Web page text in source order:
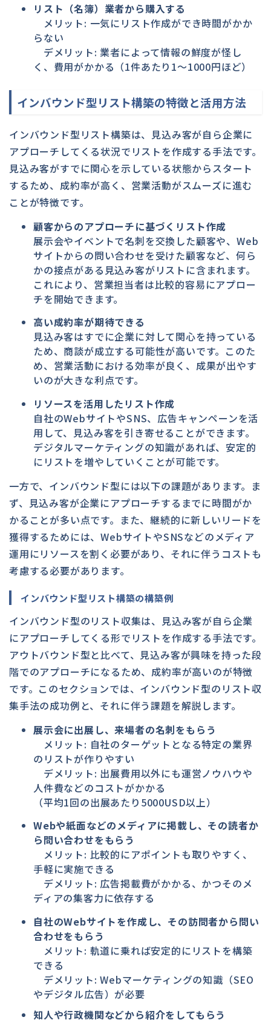
リスト（名簿）業者から購入する
メリット: 一気にリスト作成ができ時間がかか
らない
デメリット: 業者によって情報の鮮度が怪し
く、費用がかかる（1件あたり1〜1000円ほど）
インバウンド型リスト構築の特徴と活用方法
インバウンド型リスト構築は、見込み客が自ら企業に
アプローチしてくる状況でリストを作成する手法です。
見込み客がすでに関心を示している状態からスタート
するため、成約率が高く、営業活動がスムーズに進む
ことが特徴です。
顧客からのアプローチに基づくリスト作成
展示会やイベントで名刺を交換した顧客や、Web
サイトからの問い合わせを受けた顧客など、何ら
かの接点がある見込み客がリストに含まれます。
これにより、営業担当者は比較的容易にアプロー
チを開始できます。
高い成約率が期待できる
見込み客はすでに企業に対して関心を持っている
ため、商談が成立する可能性が高いです。このた
め、営業活動における効率が良く、成果が出やす
いのが大きな利点です。
リソースを活用したリスト作成
自社のWebサイトやSNS、広告キャンペーンを活
用して、見込み客を引き寄せることができます。
デジタルマーケティングの知識があれば、安定的
にリストを増やしていくことが可能です。
一方で、インバウンド型には以下の課題があります。ま
ず、見込み客が企業にアプローチするまでに時間がか
かることが多い点です。また、継続的に新しいリードを
獲得するためには、WebサイトやSNSなどのメディア
運用にリソースを割く必要があり、それに伴うコストも
考慮する必要があります。
インバウンド型リスト構築の構築例
インバウンド型のリスト収集は、見込み客が自ら企業
にアプローチしてくる形でリストを作成する手法です。
アウトバウンド型と比べて、見込み客が興味を持った段
階でのアプローチになるため、成約率が高いのが特徴
です。このセクションでは、インバウンド型のリスト収
集手法の成功例と、それに伴う課題を解説します。
展示会に出展し、来場者の名刺をもらう
メリット: 自社のターゲットとなる特定の業界
のリストが作りやすい
デメリット: 出展費用以外にも運営ノウハウや
人件費などのコストがかかる
（平均1回の出展あたり5000USD以上）
Webや紙面などのメディアに掲載し、その読者か
ら問い合わせをもらう
メリット: 比較的にアポイントも取りやすく、
手軽に実施できる
デメリット: 広告掲載費がかかる、かつそのメ
ディアの集客力に依存する
自社のWebサイトを作成し、その訪問者から問い
合わせをもらう
メリット: 軌道に乗れば安定的にリストを構築
できる
デメリット: Webマーケティングの知識（SEO
やデジタル広告）が必要
知人や行政機関などから紹介をしてもらう